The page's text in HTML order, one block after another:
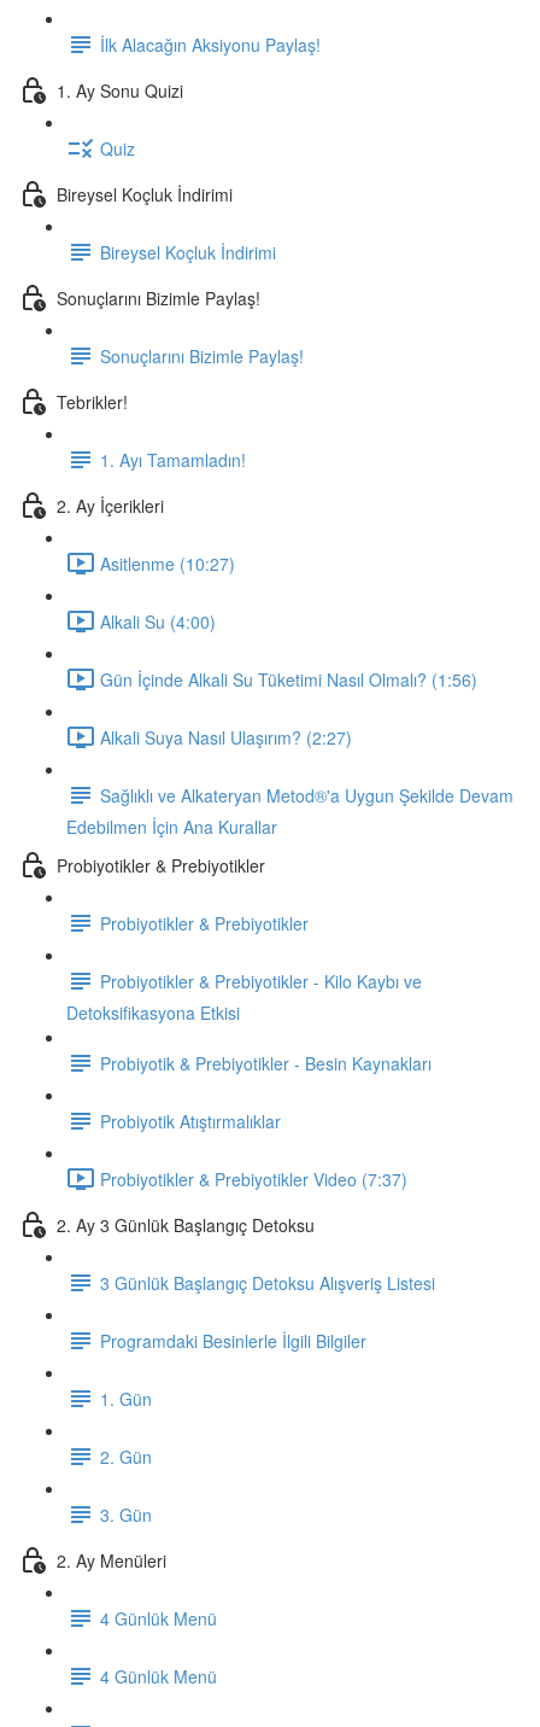
İlk Alacağın Aksiyonu Paylaş!
1. Ay Sonu Quizi
Quiz
Bireysel Koçluk İndirimi
Bireysel Koçluk İndirimi
Sonuçlarını Bizimle Paylaş!
Sonuçlarını Bizimle Paylaş!
Tebrikler!
1. Ayı Tamamladın!
2. Ay İçerikleri
Asitlenme (10:27)
Alkali Su (4:00)
Gün İçinde Alkali Su Tüketimi Nasıl Olmalı? (1:56)
Alkali Suya Nasıl Ulaşırım? (2:27)
Sağlıklı ve Alkateryan Metod®'a Uygun Şekilde Devam
Edebilmen İçin Ana Kurallar
Probiyotikler & Prebiyotikler
Probiyotikler & Prebiyotikler
Probiyotikler & Prebiyotikler - Kilo Kaybı ve
Detoksifikasyona Etkisi
Probiyotik & Prebiyotikler - Besin Kaynakları
Probiyotik Atıştırmalıklar
Probiyotikler & Prebiyotikler Video (7:37)
2. Ay 3 Günlük Başlangıç Detoksu
3 Günlük Başlangıç Detoksu Alışveriş Listesi
Programdaki Besinlerle İlgili Bilgiler
1. Gün
2. Gün
3. Gün
2. Ay Menüleri
4 Günlük Menü
4 Günlük Menü